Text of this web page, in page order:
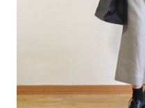
着丈
袖丈
※11,000円(税込)以上お買